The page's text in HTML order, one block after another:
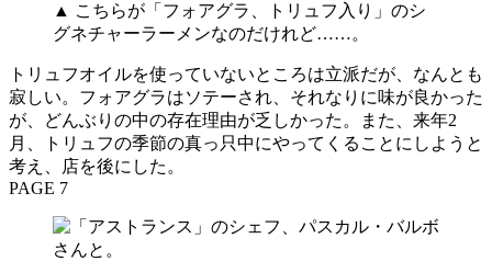
▲ こちらが「フォアグラ、トリュフ入り」のシ
グネチャーラーメンなのだけれど……。
トリュフオイルを使っていないところは立派だが、なんとも
寂しい。フォアグラはソテーされ、それなりに味が良かった
が、どんぶりの中の存在理由が乏しかった。また、来年2
月、トリュフの季節の真っ只中にやってくることにしようと
考え、店を後にした。
PAGE 7